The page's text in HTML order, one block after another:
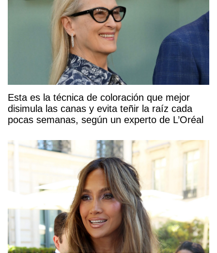
Esta es la técnica de coloración que mejor
disimula las canas y evita teñir la raíz cada
pocas semanas, según un experto de L’Oréal